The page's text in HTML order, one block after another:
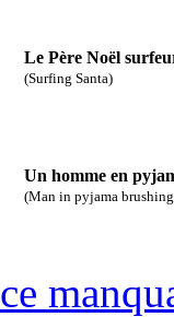
Le Père Noël
(Surfing Santa)
Un homme en
(Man in pyjama